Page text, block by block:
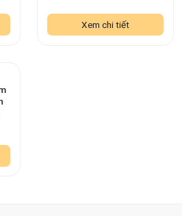
Xem chi tiết